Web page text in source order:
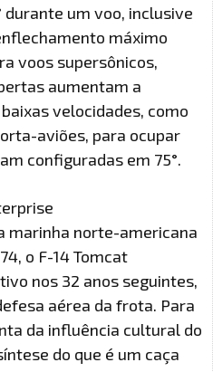
durante um voo, inclusive
máximo
voos supersônicos,
aumentam a
velocidades, como
aviões, para ocupar
configuradas em 75°.
marinha norte-americana
o F-14 Tomcat
nos 32 anos seguintes,
aérea da frota. Para
da influência cultural do
do que é um caça